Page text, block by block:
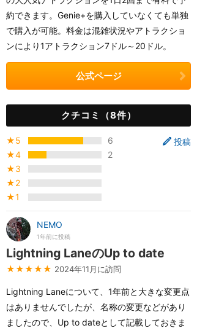
約できます。Genie+を購入していなくても単独
で購入が可能。料金は混雑状況やアトラクショ
ンにより1アトラクション7ドル～20ドル。
公式ページ
クチコミ（8件）
投稿
★5
6
★4
2
★3
★2
★1
NEMO
1年前に投稿
Lightning LaneのUp to date
★★★★★ 2024年11月に訪問
Lightning Laneについて、1年前と大きな変更点
はありませんでしたが、名称の変更などがあり
ましたので、Up to dateとして記載しておきま